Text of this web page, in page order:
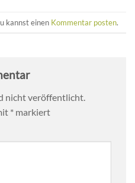
kannst einen Kommentar posten.
nicht veröffentlicht.
* markiert